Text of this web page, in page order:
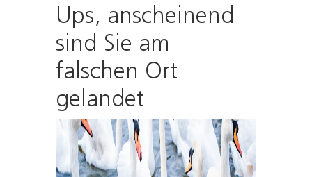
Ups, anscheinend
sind Sie am
falschen Ort
gelandet